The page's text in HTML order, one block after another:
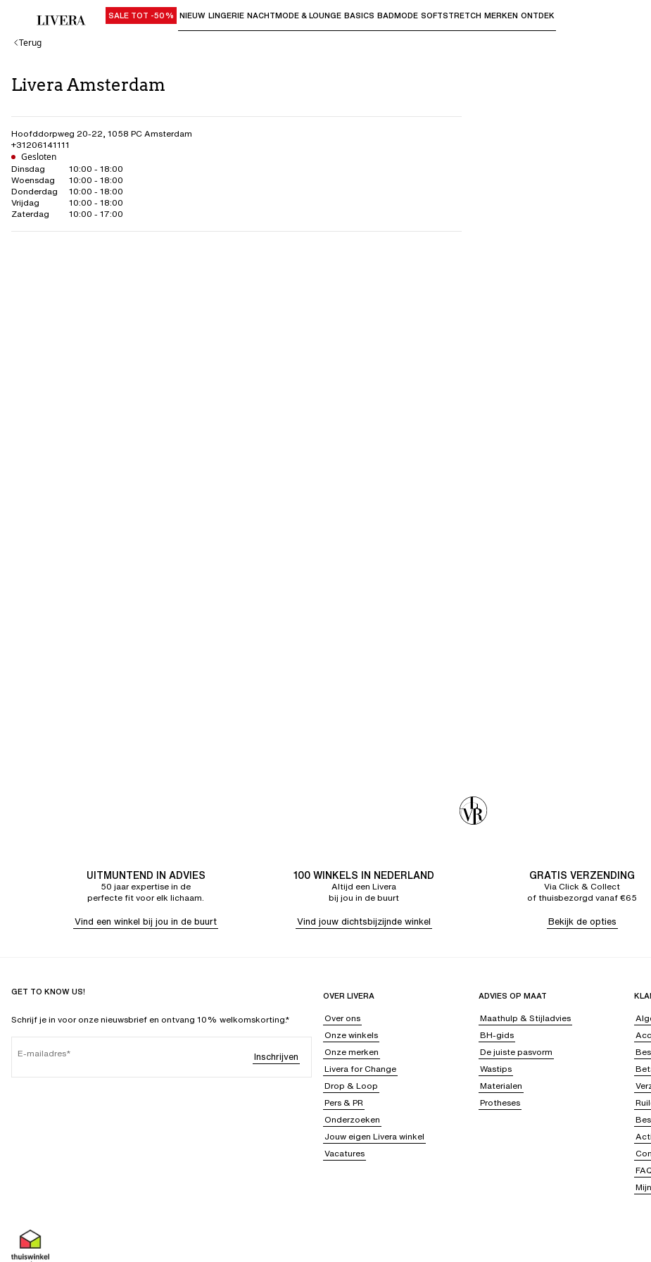
Gebruik "Pijl omlaag" of "Enter" om submenu's te openen en "Pijl omhoog" of "Escape" om terug te
SALE TOT -50% NIEUW LINGERIE NACHTMODE & LOUNGE BASICS BADMODE SOFTSTRETCH MERKEN ONTDEK
Terug
Livera Amsterdam
Hoofddorpweg 20-22, 1058 PCAmsterdam
+31206141111
Gesloten
Dinsdag
10:00 - 18:00
Woensdag
10:00 - 18:00
Donderdag
10:00 - 18:00
Vrijdag
10:00 - 18:00
Zaterdag
10:00 - 17:00
UITMUNTEND IN ADVIES
50 jaar expertise in de
perfecte fit voor elk lichaam.
Vind een winkel bij jou in de buurt
100 WINKELS IN NEDERLAND
Altijd een Livera
bij jou in de buurt
Vind jouw dichtsbijzijnde winkel
GRATIS VERZENDING
Via Click & Collect
of thuisbezorgd vanaf €65
Bekijk de opties
GET TO KNOW US!
Schrijf je in voor onze nieuwsbrief en ontvang 10% welkomskorting.*
E-mailadres Inschrijven
OVER LIVERA
Over ons
Onze winkels
Onze merken
Livera for Change
Drop & Loop
Pers & PR
Onderzoeken
Jouw eigen Livera winkel
Vacatures
ADVIES OP MAAT
Maathulp & Stijladvies
BH-gids
De juiste pasvorm
Wastips
Materialen
Protheses